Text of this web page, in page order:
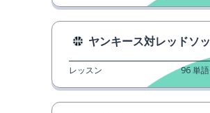
ヤンキース対レッドソックス、ロ
レッスン 96単